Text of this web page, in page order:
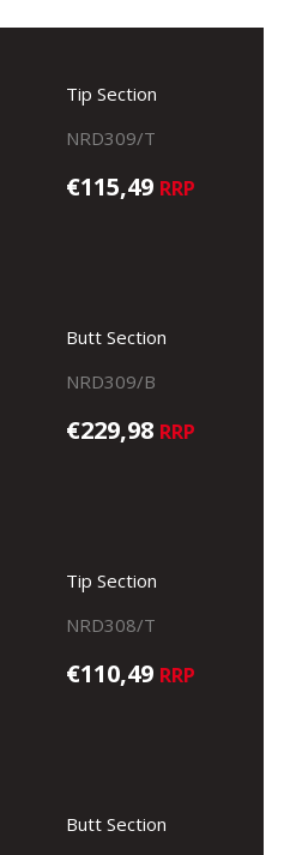
Tip Section
NRD309/T
€115,49 RRP
Butt Section
NRD309/B
€229,98 RRP
Tip Section
NRD308/T
€110,49 RRP
Butt Section